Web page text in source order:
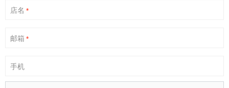
店名 *
邮箱 *
手机